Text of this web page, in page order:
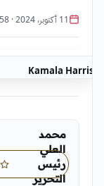
11 أكتوبر، 2024 · 9:58 مساءً
Kamala Harris
محمد
العلي
رئيس
التحرير